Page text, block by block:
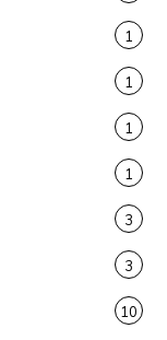
1
1
1
1
3
3
10